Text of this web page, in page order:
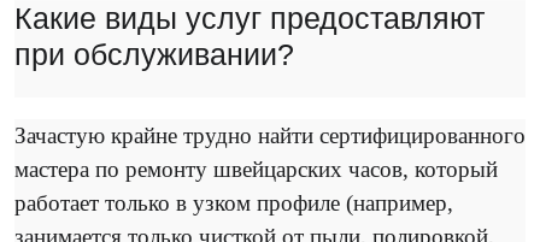
Какие виды услуг предоставляют
при обслуживании?
Зачастую крайне трудно найти сертифицированного
мастера по ремонту швейцарских часов, который
работает только в узком профиле (например,
занимается только чисткой от пыли, полировкой,